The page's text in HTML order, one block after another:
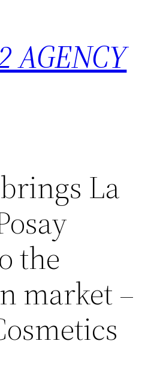
AGENCY
La
the
market –